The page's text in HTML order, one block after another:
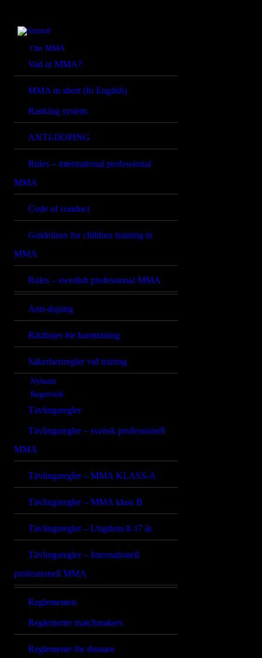
Om MMA
Vad är MMA?
MMA in short (In English)
Ranking system
ANTI-DOPING
Rules – international professional
MMA
Code of conduct
Guidelines for children training in
MMA
Rules – swedish professional MMA
Anti-doping
Riktlinjer för barnträning
Säkerhetsregler vid träning
Nyheter
Regelverk
Tävlingsregler
Tävlingsregler – svensk professionell
MMA
Tävlingsregler – MMA KLASS-A
Tävlingsregler – MMA klass B
Tävlingsregler – Ungdom 8-17 år
Tävlingsregler – Internationell
professionell MMA
Reglementen
Reglemente matchmakers
Reglemente för domare
NYHETER
REGELVERK
KOMMANDE
EVENEMANG
FÖRBUNDET